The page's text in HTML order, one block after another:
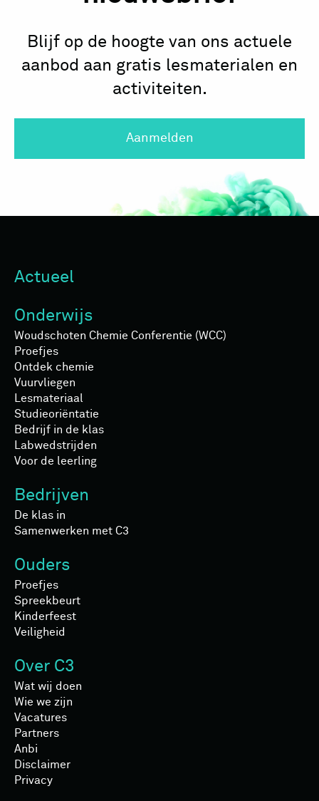
Blijf op de hoogte van ons actuele
aanbod aan gratis lesmaterialen en
activiteiten.
Aanmelden
Actueel
Onderwijs
Woudschoten Chemie Conferentie (WCC)
Proefjes
Ontdek chemie
Vuurvliegen
Lesmateriaal
Studieoriëntatie
Bedrijf in de klas
Labwedstrijden
Voor de leerling
Bedrijven
De klas in
Samenwerken met C3
Ouders
Proefjes
Spreekbeurt
Kinderfeest
Veiligheid
Over C3
Wat wij doen
Wie we zijn
Vacatures
Partners
Anbi
Disclaimer
Privacy